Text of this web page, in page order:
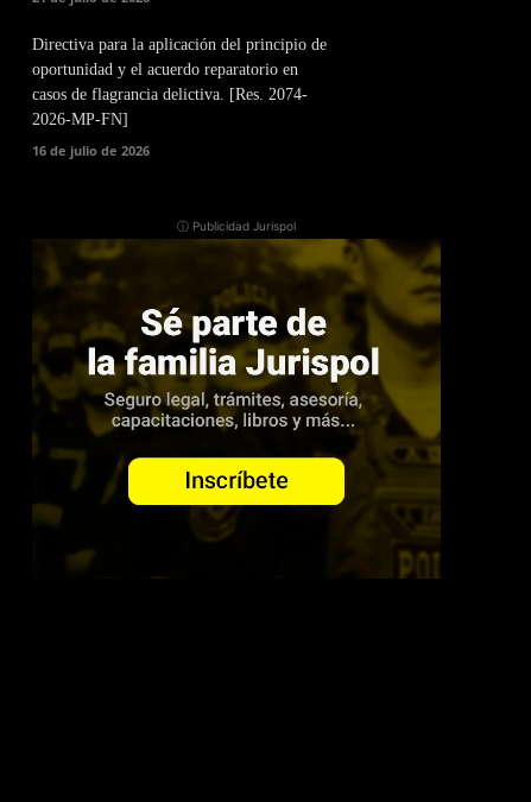
Directiva para la aplicación del principio de
oportunidad y el acuerdo reparatorio en
casos de flagrancia delictiva. [Res. 2074-
2026-MP-FN]
16 de julio de 2026
ⓘ Publicidad Jurispol